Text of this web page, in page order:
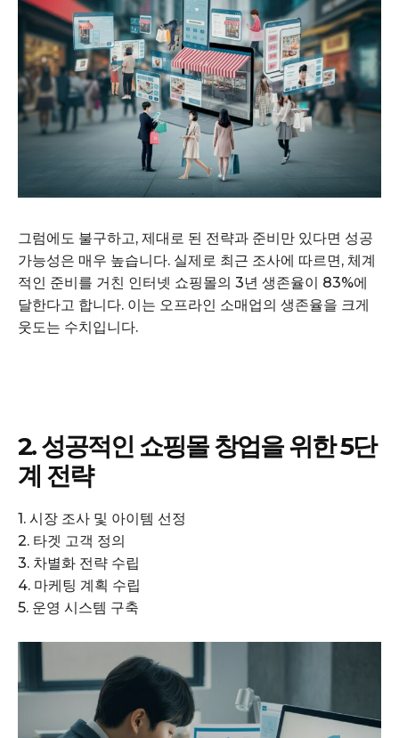
그럼에도 불구하고, 제대로 된 전략과 준비만 있다면 성공
가능성은 매우 높습니다. 실제로 최근 조사에 따르면, 체계
적인 준비를 거친 인터넷 쇼핑몰의 3년 생존율이 83%에
달한다고 합니다. 이는 오프라인 소매업의 생존율을 크게
웃도는 수치입니다.
2. 성공적인 쇼핑몰 창업을 위한 5단
계 전략
1. 시장 조사 및 아이템 선정
2. 타겟 고객 정의
3. 차별화 전략 수립
4. 마케팅 계획 수립
5. 운영 시스템 구축